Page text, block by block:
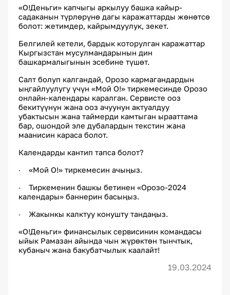
«О!Деньги» капчыгы аркылуу башка кайыр-
садаканын түрлөрүнө дагы каражаттарды жөнөтсө
болот: жетимдер, кайрымдуулук, зекет.
Белгилей кетели, бардык которулган каражаттар
Кыргызстан мусулмандарынын дин
башкармалыгынын эсебине түшөт.
Салт болуп калгандай, Орозо кармагандардын
ыңгайлуулугу үчүн «Мой О!» тиркемесинде Орозо
онлайн-календары каралган. Сервисте ооз
бекитүүнүн жана ооз ачуунун актуалдуу
убактысын жана таймерди камтыган ырааттама
бар, ошондой эле дубалардын текстин жана
маанисин караса болот.
Календарды кантип тапса болот?
· «Мой О!» тиркемесин ачыңыз.
·
Тиркеменин башкы бетинен «Орозо-2024
календары» баннерин басыңыз.
·
Жакынкы калктуу конушту тандаңыз.
«О!Деньги» финансылык сервисинин командасы
ыйык Рамазан айында чын жүрөктөн тынчтык,
кубаныч жана бакубатчылык каалайт!
19.03.2024